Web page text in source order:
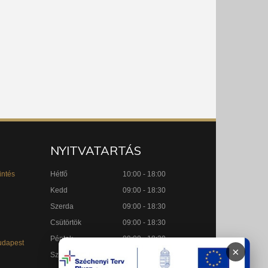
NYITVATARTÁS
Hétfő
10:00 - 18:00
Kedd
09:00 - 18:30
Szerda
09:00 - 18:30
Csütörtök
09:00 - 18:30
Péntek
09:00 - 18:30
Szombat
09:00 - 15:00 ×